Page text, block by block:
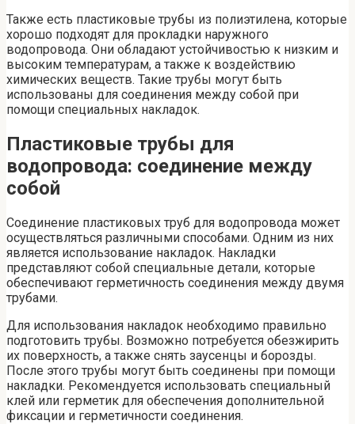
Также есть пластиковые трубы из полиэтилена, которые
хорошо подходят для прокладки наружного
водопровода. Они обладают устойчивостью к низким и
высоким температурам, а также к воздействию
химических веществ. Такие трубы могут быть
использованы для соединения между собой при
помощи специальных накладок.
Пластиковые трубы для
водопровода: соединение между
собой
Соединение пластиковых труб для водопровода может
осуществляться различными способами. Одним из них
является использование накладок. Накладки
представляют собой специальные детали, которые
обеспечивают герметичность соединения между двумя
трубами.
Для использования накладок необходимо правильно
подготовить трубы. Возможно потребуется обезжирить
их поверхность, а также снять заусенцы и борозды.
После этого трубы могут быть соединены при помощи
накладки. Рекомендуется использовать специальный
клей или герметик для обеспечения дополнительной
фиксации и герметичности соединения.